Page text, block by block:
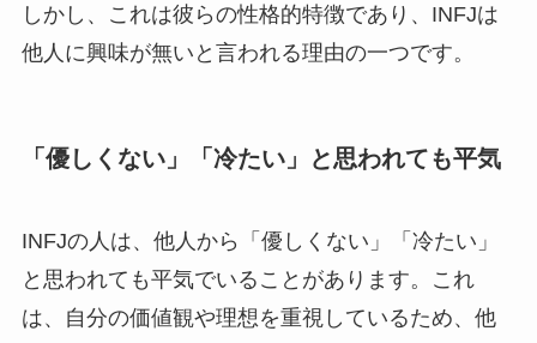
しかし、これは彼らの性格的特徴であり、INFJは
他人に興味が無いと言われる理由の一つです。
「優しくない」「冷たい」と思われても平気
INFJの人は、他人から「優しくない」「冷たい」
と思われても平気でいることがあります。これ
は、自分の価値観や理想を重視しているため、他